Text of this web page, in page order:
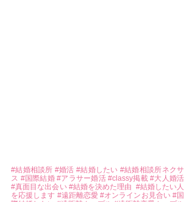
#結婚相談所 #婚活 #結婚したい #結婚相談所ネクサ
ス #国際結婚 #アラサー婚活 #classy掲載 #大人婚活
#真面目な出会い #結婚を決めた理由 #結婚したい人
を応援します #遠距離恋愛 #オンラインお見合い #国